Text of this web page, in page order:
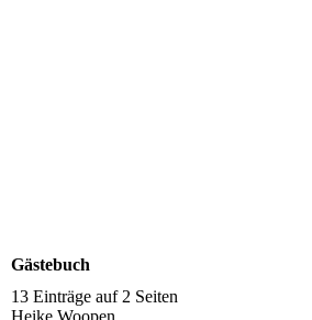
Gästebuch
13 Einträge auf 2 Seiten